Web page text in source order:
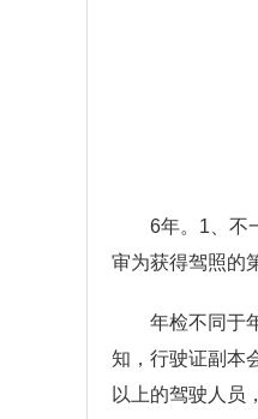
6年。1、不
审为获得驾照的
年检不同于
知，行驶证副本
以上的驾驶人员